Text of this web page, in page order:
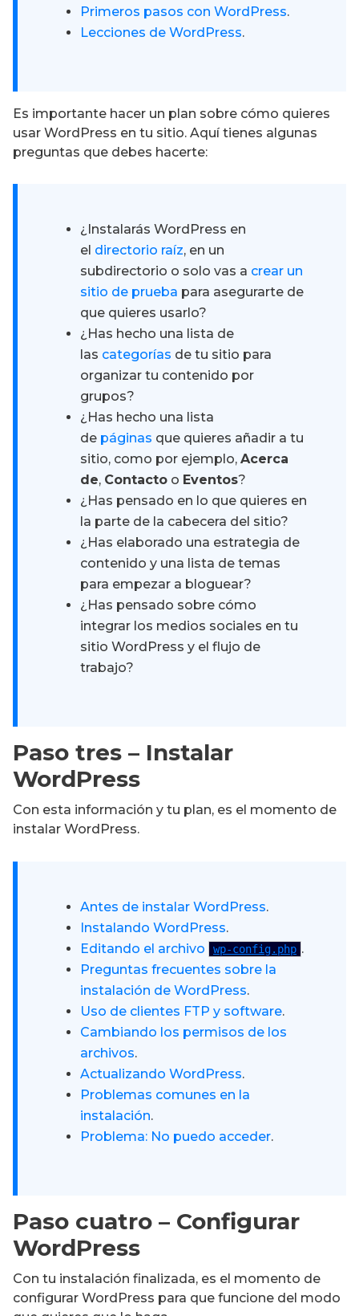
Primeros pasos con WordPress.
Lecciones de WordPress.
Es importante hacer un plan sobre cómo quieres
usar WordPress en tu sitio. Aquí tienes algunas
preguntas que debes hacerte:
¿Instalarás WordPress en
el directorio raíz, en un
subdirectorio o solo vas a crear un
sitio de prueba para asegurarte de
que quieres usarlo?
¿Has hecho una lista de
las categorías de tu sitio para
organizar tu contenido por
grupos?
¿Has hecho una lista
de páginas que quieres añadir a tu
sitio, como por ejemplo, Acerca
de, Contacto o Eventos?
¿Has pensado en lo que quieres en
la parte de la cabecera del sitio?
¿Has elaborado una estrategia de
contenido y una lista de temas
para empezar a bloguear?
¿Has pensado sobre cómo
integrar los medios sociales en tu
sitio WordPress y el flujo de
trabajo?
Paso tres – Instalar
WordPress
Con esta información y tu plan, es el momento de
instalar WordPress.
Antes de instalar WordPress.
Instalando WordPress.
Editando el archivo
wp-config.php .
Preguntas frecuentes sobre la
instalación de WordPress.
Uso de clientes FTP y software.
Cambiando los permisos de los
archivos.
Actualizando WordPress.
Problemas comunes en la
instalación.
Problema: No puedo acceder.
Paso cuatro – Configurar
WordPress
Con tu instalación finalizada, es el momento de
configurar WordPress para que funcione del modo